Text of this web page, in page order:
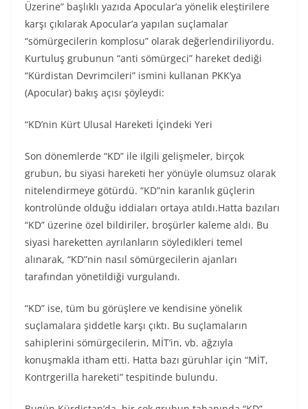
Üzerine” başlıklı yazıda Apocular’a yönelik eleştirilere
karşı çıkılarak Apocular’a yapılan suçlamalar
“sömürgecilerin komplosu” olarak değerlendiriliyordu.
Kurtuluş grubunun “anti sömürgeci” hareket dediği
“Kürdistan Devrimcileri” ismini kullanan PKK’ya
(Apocular) bakış açısı şöyleydi:
“KD’nin Kürt Ulusal Hareketi İçindeki Yeri
Son dönemlerde “KD” ile ilgili gelişmeler, birçok
grubun, bu siyasi hareketi her yönüyle olumsuz olarak
nitelendirmeye götürdü. “KD”nin karanlık güçlerin
kontrolünde olduğu iddiaları ortaya atıldı.Hatta bazıları
“KD” üzerine özel bildiriler, broşürler kaleme aldı. Bu
siyasi hareketten ayrılanların söyledikleri temel
alınarak, “KD”nin nasıl sömürgecilerin ajanları
tarafından yönetildiği vurgulandı.
“KD” ise, tüm bu görüşlere ve kendisine yönelik
suçlamalara şiddetle karşı çıktı. Bu suçlamaların
sahiplerini sömürgecilerin, MİT’in, vb. ağzıyla
konuşmakla itham etti. Hatta bazı güruhlar için “MİT,
Kontrgerilla hareketi” tespitinde bulundu.